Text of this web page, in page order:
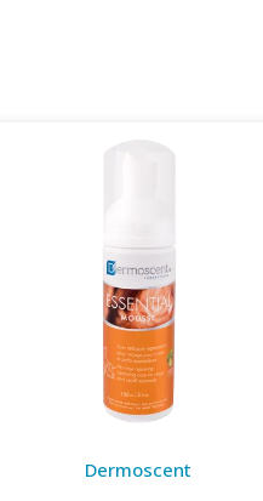
Dermoscent